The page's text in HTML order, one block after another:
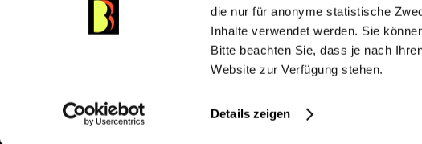
die nur für anonyme statistische
Inhalte verwendet werden. Sie
Bitte beachten Sie, dass je nach
Website zur Verfügung stehen.
Details zeigen